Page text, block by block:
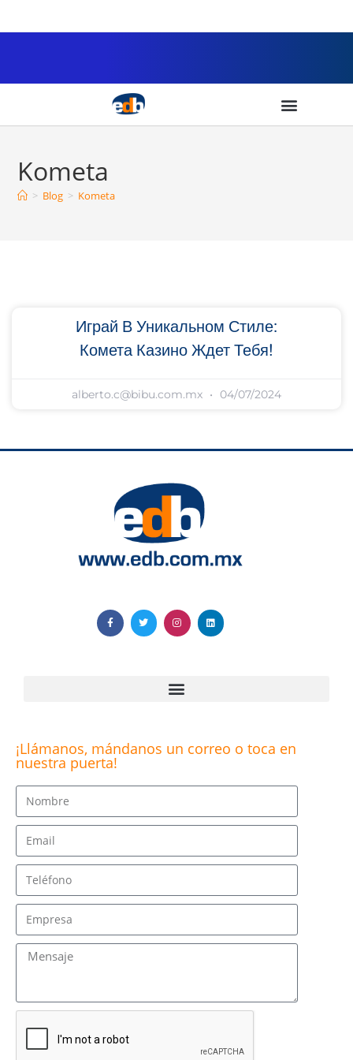
Kometa
> Blog > Kometa
Играй В Уникальном Стиле:
Комета Казино Ждет Тебя!
alberto.c@bibu.com.mx 04/07/2024
¡Llámanos, mándanos un correo o toca en
nuestra puerta!